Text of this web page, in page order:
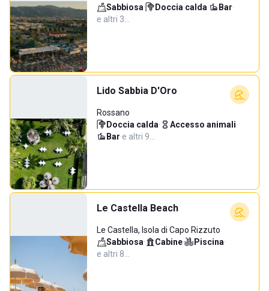
Sabbiosa· Doccia calda· Bar·
e altri 3…
Lido Sabbia D'Oro
Rossano
Doccia calda· Accesso animali·
Bar·e altri 9…
Le Castella Beach
Le Castella, Isola di Capo Rizzuto
Sabbiosa· Cabine· Piscina·
e altri 8…